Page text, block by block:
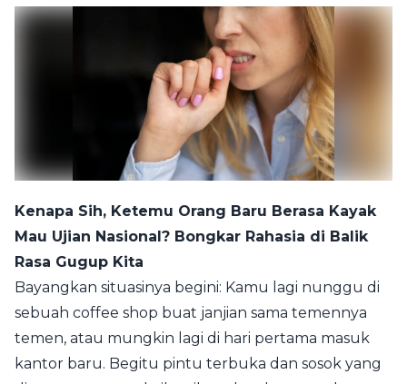
Kenapa Sih, Ketemu Orang Baru Berasa Kayak
Mau Ujian Nasional? Bongkar Rahasia di Balik
Rasa Gugup Kita
Bayangkan situasinya begini: Kamu lagi nunggu di
sebuah coffee shop buat janjian sama temennya
temen, atau mungkin lagi di hari pertama masuk
kantor baru. Begitu pintu terbuka dan sosok yang